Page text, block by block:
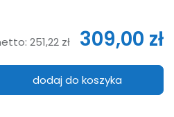
251,22 zł 309,00 zł
dodaj do koszyka